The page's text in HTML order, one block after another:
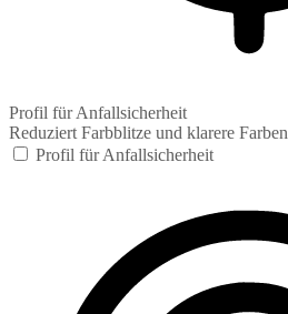
Profil für Anfallsicherheit
Reduziert Farbblitze und klarere Farben
Profil für Anfallsicherheit